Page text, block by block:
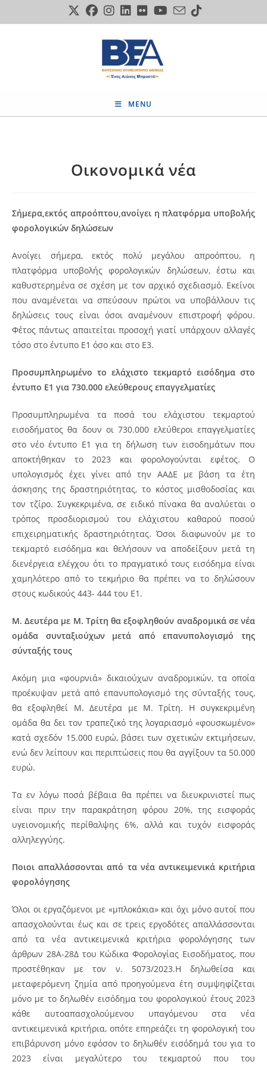
to
MENU
Οικονομικά νέα
Σήμερα,εκτός απροόπτου,ανοίγει η πλατφόρμα υποβολής
φορολογικών δηλώσεων
Ανοίγει σήμερα, εκτός πολύ μεγάλου απροόπτου, η
πλατφόρμα υποβολής φορολογικών δηλώσεων, έστω και
καθυστερημένα σε σχέση με τον αρχικό σχεδιασμό. Εκείνοι
που αναμένεται να σπεύσουν πρώτοι να υποβάλλουν τις
δηλώσεις τους είναι όσοι αναμένουν επιστροφή φόρου.
Φέτος πάντως απαιτείται προσοχή γιατί υπάρχουν αλλαγές
τόσο στο έντυπο Ε1 όσο και στο Ε3.
Προσυμπληρωμένο το ελάχιστο τεκμαρτό εισόδημα στο
έντυπο Ε1 για 730.000 ελεύθερους επαγγελματίες
Προσυμπληρωμένα τα ποσά του ελάχιστου τεκμαρτού
εισοδήματος θα δουν οι 730.000 ελεύθεροι επαγγελματίες
στο νέο έντυπο Ε1 για τη δήλωση των εισοδημάτων που
αποκτήθηκαν το 2023 και φορολογούνται εφέτος. Ο
υπολογισμός έχει γίνει από την ΑΑΔΕ με βάση τα έτη
άσκησης της δραστηριότητας, το κόστος μισθοδοσίας και
τον τζίρο. Συγκεκριμένα, σε ειδικό πίνακα θα αναλύεται ο
τρόπος προσδιορισμού του ελάχιστου καθαρού ποσού
επιχειρηματικής δραστηριότητας. Όσοι διαφωνούν με το
τεκμαρτό εισόδημα και θελήσουν να αποδείξουν μετά τη
διενέργεια ελέγχου ότι το πραγματικό τους εισόδημα είναι
χαμηλότερο από το τεκμήριο θα πρέπει να το δηλώσουν
στους κωδικούς 443- 444 του Ε1.
Μ. Δευτέρα με Μ. Τρίτη θα εξοφληθούν αναδρομικά σε νέα
ομάδα συνταξιούχων
μετά από επανυπολογισμό της
σύνταξής τους
Ακόμη μια «φουρνιά» δικαιούχων αναδρομικών, τα οποία
προέκυψαν μετά από επανυπολογισμό της σύνταξής τους,
θα εξοφληθεί Μ. Δευτέρα με Μ. Τρίτη. Η συγκεκριμένη
ομάδα θα δει τον τραπεζικό της λογαριασμό «φουσκωμένο»
κατά σχεδόν 15.000 ευρώ, βάσει των σχετικών εκτιμήσεων,
ενώ δεν λείπουν και περιπτώσεις που θα αγγίξουν τα 50.000
ευρώ.
Τα εν λόγω ποσά βέβαια θα πρέπει να διευκρινιστεί πως
είναι πριν την παρακράτηση φόρου 20%, της εισφοράς
υγειονομικής περίθαλψης 6%, αλλά και τυχόν εισφοράς
αλληλεγγύης.
Ποιοι απαλλάσσονται από τα νέα αντικειμενικά κριτήρια
φορολόγησης
Όλοι οι εργαζόμενοι με «μπλοκάκια» και όχι μόνο αυτοί που
απασχολούνται έως και σε τρεις εργοδότες απαλλάσσονται
από τα νέα αντικειμενικά κριτήρια φορολόγησης των
άρθρων 28Α-28Δ του Κώδικα Φορολογίας Εισοδήματος, που
προστέθηκαν με τον ν. 5073/2023.Η δηλωθείσα και
μεταφερόμενη ζημία από προηγούμενα έτη συμψηφίζεται
μόνο με το δηλωθέν εισόδημα του φορολογικού έτους 2023
κάθε αυτοαπασχολούμενου υπαγόμενου στα νέα
αντικειμενικά κριτήρια, οπότε επηρεάζει τη φορολογική του
επιβάρυνση μόνο εφόσον το δηλωθέν εισόδημά του για το
2023 είναι μεγαλύτερο του τεκμαρτού που του